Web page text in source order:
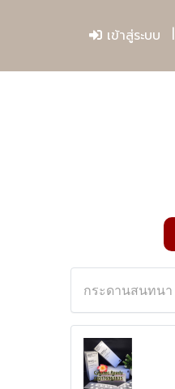
เข้าสู่ระบบ
กระดานสนทนา